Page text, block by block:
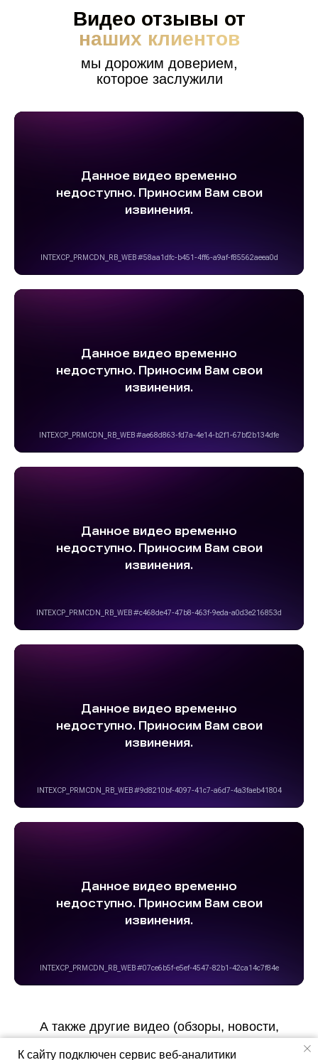
Видео отзывы от
наших клиентов
мы дорожим доверием,
которое заслужили
А также другие видео (обзоры, новости,
К сайту подключен сервис веб-аналитики